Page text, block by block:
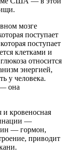
мозге
поступает
поступает
клетками и
относится
энергией,
у человека.
— она
и кровеносная
—
— гормон,
приводит